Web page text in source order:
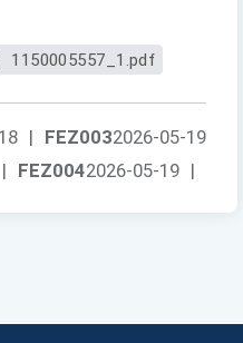
1150005557_1.pdf
FEZ0032026-05-19
|
FEZ0042026-05-19 |
|